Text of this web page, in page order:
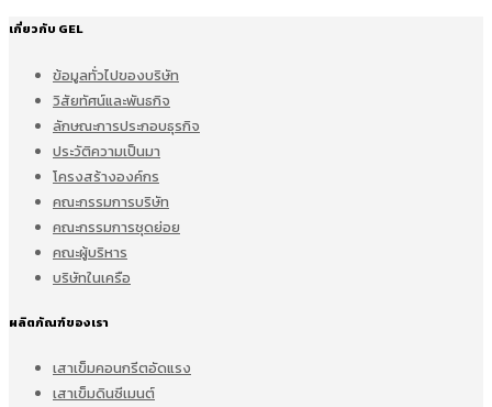
เกี่ยวกับ GEL
ข้อมูลทั่วไปของบริษัท
วิสัยทัศน์และพันธกิจ
ลักษณะการประกอบธุรกิจ
ประวัติความเป็นมา
โครงสร้างองค์กร
คณะกรรมการบริษัท
คณะกรรมการชุดย่อย
คณะผู้บริหาร
บริษัทในเครือ
ผลิตภัณฑ์ของเรา
เสาเข็มคอนกรีตอัดแรง
เสาเข็มดินซีเมนต์